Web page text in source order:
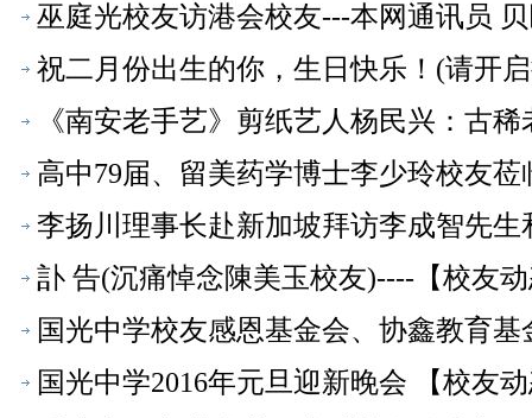
巫庭光校友访港会校友---本网通讯员
祝二月份出生的你，生日快乐！(请开
《南安老手艺》剪纸艺人杨民兴：古
高中79届、留美药学博士李少玲校友
李扬川理事长赴新加坡拜访李成智先
訃 告(沉痛悼念陳美玉校友)----【校友
国光中学校友感恩基金会、协鑫教育
国光中学2016年元旦迎新晚会 【校友